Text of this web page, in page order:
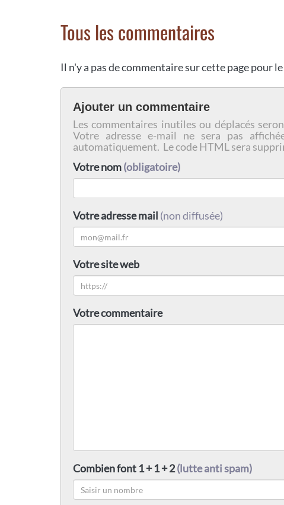
Tous les commentaires
Il n'y a pas de commentaire sur cette page pour
Ajouter un commentaire
Les commentaires inutiles ou déplacés
Votre adresse e-mail ne sera pas
automatiquement. Le code HTML sera
Votre nom(obligatoire)
Votre adresse mail (non diffusée)
Votre site web
Votre commentaire
Combien font 1 + 1 + 2(lutte anti spam)